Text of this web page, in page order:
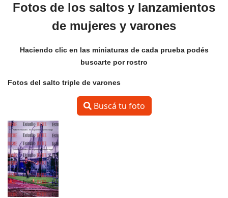
Fotos de los saltos y lanzamientos
de mujeres y varones
Haciendo clic en las miniaturas de cada prueba podés
buscarte por rostro
Fotos del salto triple de varones
Buscá tu foto